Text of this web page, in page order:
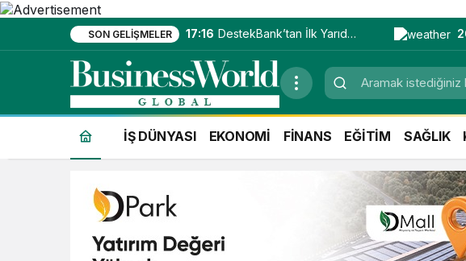
SON GELIŞMELER 17:16 DestekBank’tan İlk Yarıda
Güçlü Kâr Artışı
İŞ DÜNYASI EKONOMİ FİNANS EĞİTİM SAĞLIK